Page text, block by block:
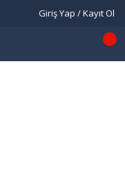
Giriş Yap / Kayıt Ol